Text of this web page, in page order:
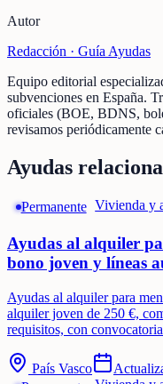
Autor
Redacción · Guía Ayudas
Equipo editorial
subvenciones en España.
oficiales (BOE, BDNS,
revisamos periódicamente
Ayudas
Permanente Vivienda y
Ayudas al alquiler
bono joven y líneas
Ayudas al alquiler para
alquiler joven de 250 €,
requisitos, con
País Vasco